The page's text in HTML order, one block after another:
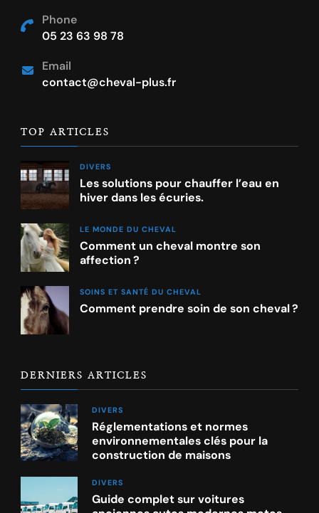
Phone
05 23 63 98 78
Email
contact@cheval-plus.fr
TOP ARTICLES
DIVERS
Les solutions pour chauffer l’eau en
hiver dans les écuries.
LE MONDE DU CHEVAL
Comment un cheval montre son
affection ?
SOINS ET SANTÉ DU CHEVAL
Comment prendre soin de son cheval ?
DERNIERS ARTICLES
DIVERS
Réglementations et normes
environnementales clés pour la
construction de maisons
DIVERS
Guide complet sur voitures